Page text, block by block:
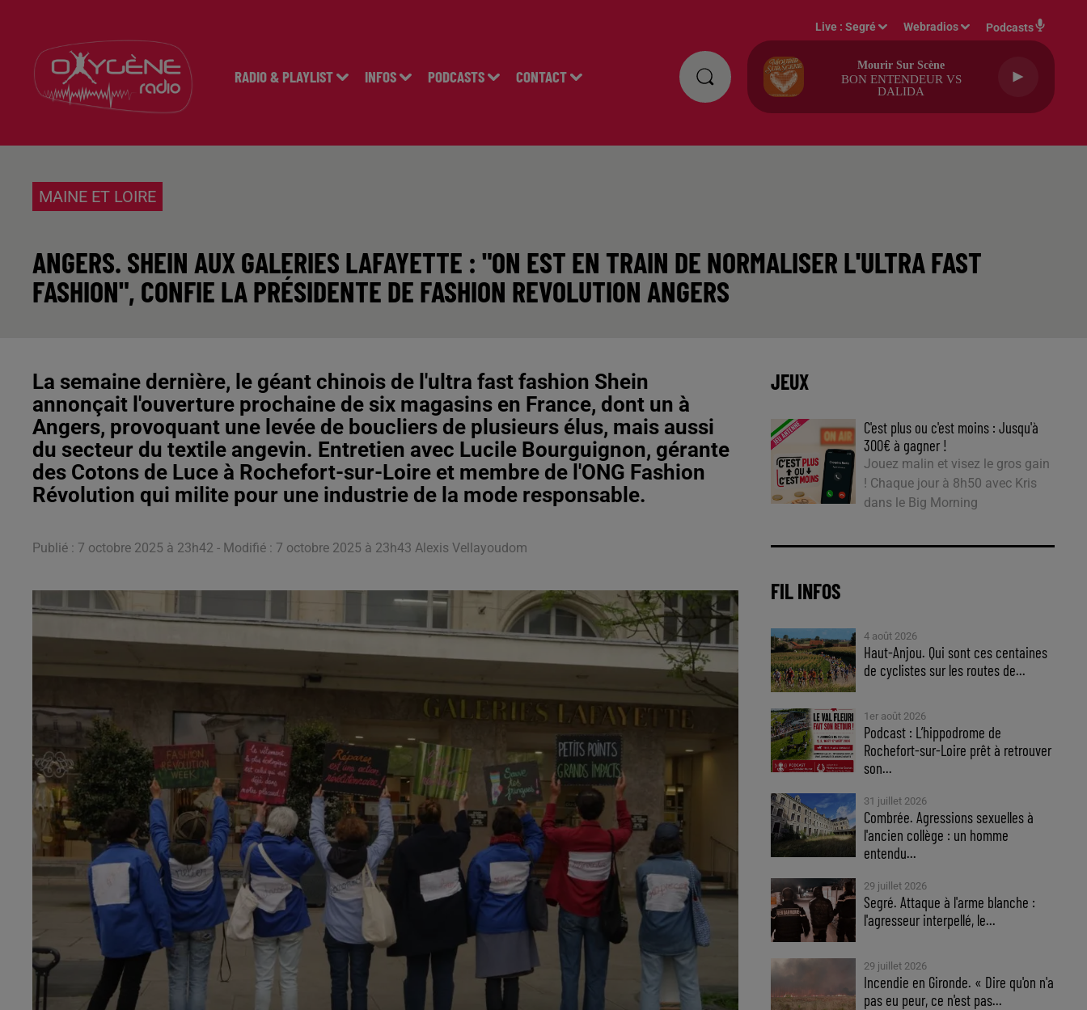
RADIO & PLAYLIST INFOS PODCASTS CONTACT
Live :Segré Webradios Podcasts
Mourir Sur Scène
BON ENTENDEUR VS
DALIDA
MAINE ET LOIRE
ANGERS. SHEIN AUX GALERIES LAFAYETTE : "ON EST EN TRAIN DE NORMALISER L'ULTRA FAST
FASHION", CONFIE LA PRÉSIDENTE DE FASHION REVOLUTION ANGERS
La semaine dernière, le géant chinois de l'ultra fast fashion Shein
annonçait l'ouverture prochaine de six magasins en France, dont un à
Angers, provoquant une levée de boucliers de plusieurs élus, mais aussi
du secteur du textile angevin. Entretien avec Lucile Bourguignon, gérante
des Cotons de Luce à Rochefort-sur-Loire et membre de l'ONG Fashion
Révolution qui milite pour une industrie de la mode responsable.
Publié : 7 octobre 2025 à 23h42 - Modifié : 7 octobre 2025 à 23h43 Alexis Vellayoudom
JEUX
C'est plus ou c'est moins : Jusqu'à
300€ à gagner !
Jouez malin et visez le gros gain
! Chaque jour à 8h50 avec Kris
dans le Big Morning
FIL INFOS
4 août 2026
Haut-Anjou. Qui sont ces centaines
de cyclistes sur les routes de...
1er août 2026
Podcast : L’hippodrome de
Rochefort-sur-Loire prêt à retrouver
son...
31 juillet 2026
Combrée. Agressions sexuelles à
l'ancien collège : un homme
entendu...
29 juillet 2026
Segré. Attaque à l'arme blanche :
l'agresseur interpellé, le...
29 juillet 2026
Incendie en Gironde. « Dire qu'on n'a
pas eu peur, ce n'est pas...